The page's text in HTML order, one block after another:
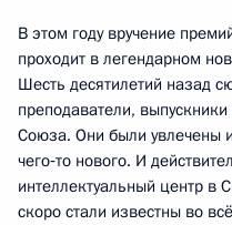
В этом году вручение
проходит в легендарном
Шесть десятилетий назад
преподаватели,
Союза. Они были увлечены
чего‑то нового. И
интеллектуальный центр в
скоро стали известны во